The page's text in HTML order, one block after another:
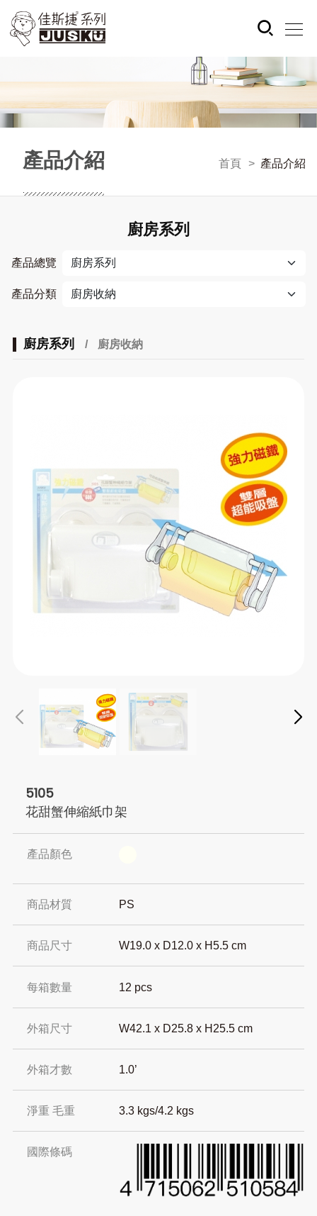
產品介紹 首頁 產品介紹
廚房系列
產品總覽
產品分類
廚房系列 / 廚房收納
5105
花甜蟹伸縮紙巾架
產品顏色
商品材質 PS
商品尺寸 W19.0 x D12.0 x H5.5 cm
每箱數量 12 pcs
外箱尺寸 W42.1 x D25.8 x H25.5 cm
外箱才數 1.0’
淨重 毛重 3.3 kgs/4.2 kgs
國際條碼